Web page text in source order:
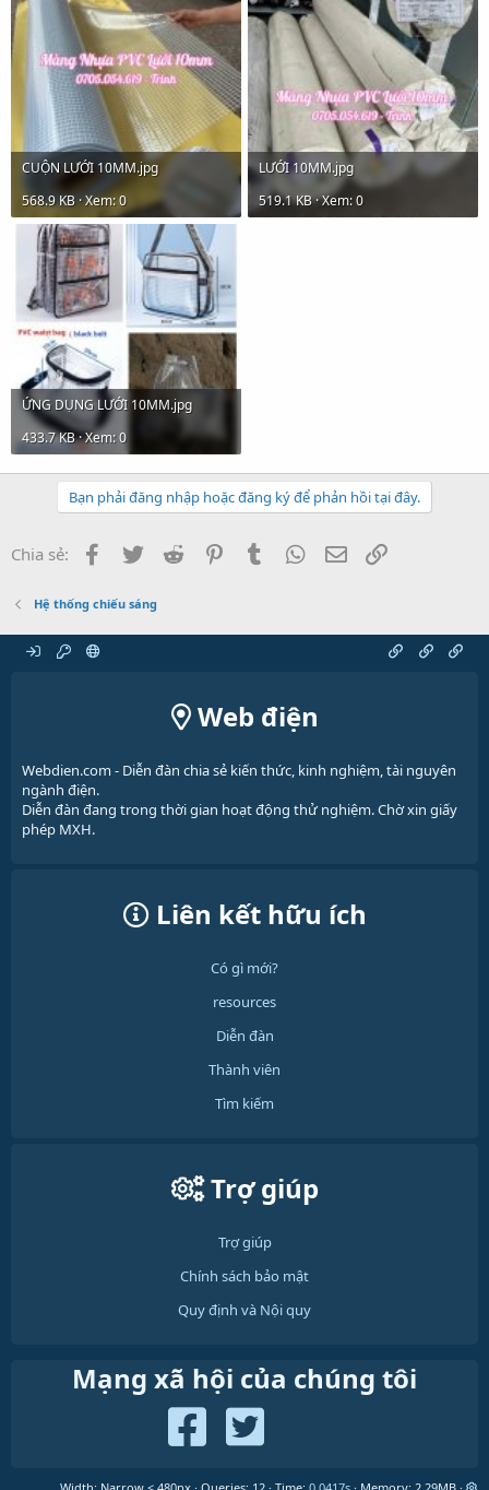
CUỘN LƯỚI 10MM.jpg
568.9 KB · Xem: 0
LƯỚI 10MM.jpg
519.1 KB · Xem: 0
ỨNG DỤNG LƯỚI 10MM.jpg
433.7 KB · Xem: 0
Bạn phải đăng nhập hoặc đăng ký để phản hồi tại đây.
Chia sẻ: Facebook
Twitter Reddit PinterestTumblr WhatsApp
Email
Hệ thống chiếu sáng
Web điện
Webdien.com - Diễn đàn chia sẻ kiến thức, kinh nghiệm, tài nguyên
ngành điện.
Diễn đàn đang trong thời gian hoạt động thử nghiệm. Chờ xin giấy
phép MXH.
Liên kết hữu ích
Có gì mới?
resources
Diễn đàn
Thành viên
Tìm kiếm
Trợ giúp
Trợ giúp
Chính sách bảo mật
Quy định và Nội quy
Mạng xã hội của chúng tôi